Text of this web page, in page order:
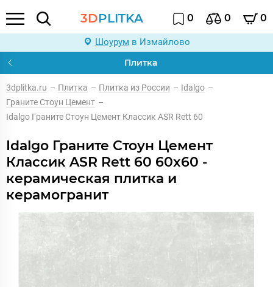
3DPLITKA 0 0 0
Шоурум в Измайлово
Плитка
3dplitka.ru – Плитка – Плитка из России – Idalgo –
Граните Стоун Цемент –
Idalgo Граните Стоун Цемент Классик ASR Rett 60
Idalgo Граните Стоун Цемент
Классик ASR Rett 60 60x60 -
керамическая плитка и
керамогранит